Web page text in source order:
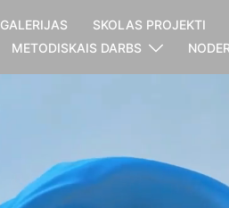
GALERIJAS SKOLAS PROJEKTI
METODISKAIS DARBS